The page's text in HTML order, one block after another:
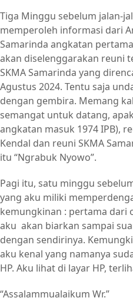
Tiga Minggu sebelum jalan-
memperoleh informasi dari
Samarinda angkatan
akan diselenggarakan reuni
SKMA Samarinda yang
Agustus 2024. Tentu saja
dengan gembira. Memang
semangat untuk datang,
angkatan masuk 1974 IPB),
Kendal dan reuni SKMA
itu “Ngrabuk Nyowo”.
Pagi itu, satu minggu
yang aku miliki
kemungkinan : pertama dari
aku akan biarkan sampai
dengan sendirinya.
aku kenal yang namanya
HP. Aku lihat di layar HP,
“Assalammualaikum Wr.”